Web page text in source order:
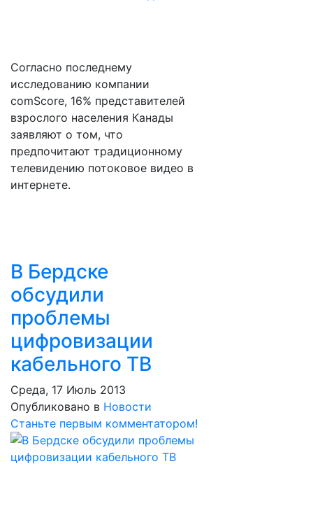
Согласно последнему
исследованию компании
comScore, 16% представителей
взрослого населения Канады
заявляют о том, что
предпочитают традиционному
телевидению потоковое видео в
интернете.
В Бердске
обсудили
проблемы
цифровизации
кабельного ТВ
Среда, 17 Июль 2013
Опубликовано в Новости
Станьте первым комментатором!